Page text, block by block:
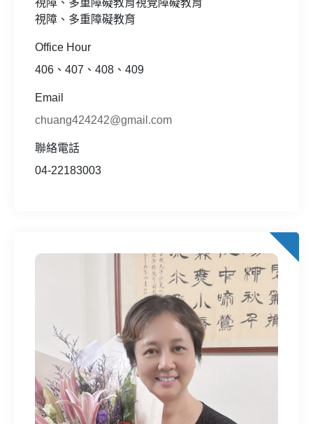
視障、多重障礙教育視覺障礙教育
視障、多重障礙教育
Office Hour
406、407、408、409
Email
chuang424242@gmail.com
聯絡電話
04-22183003